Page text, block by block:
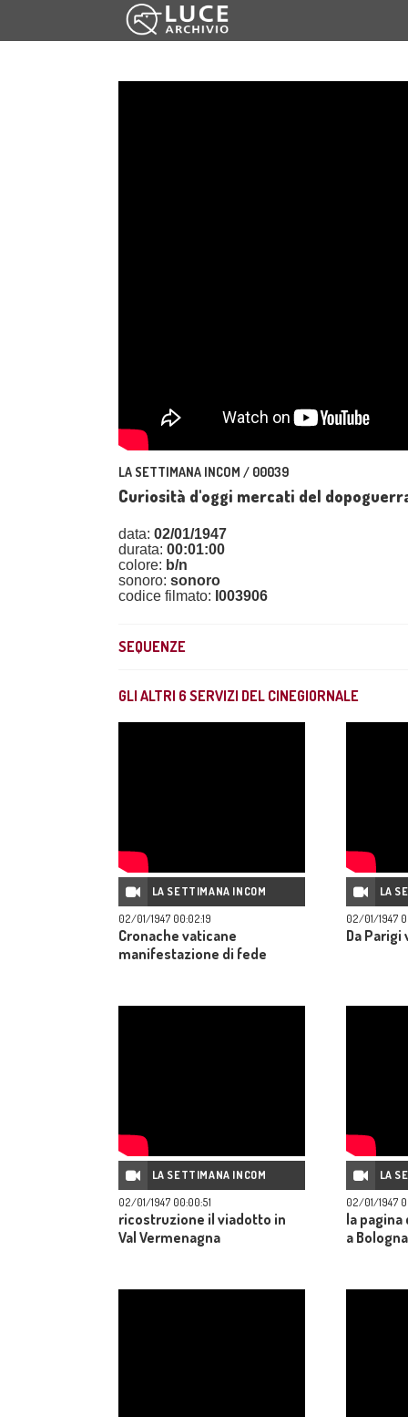
LA SETTIMANA INCOM / 00039
Curiosità d'oggi mercati del
data: 02/01/1947
durata: 00:01:00
colore: b/n
sonoro: sonoro
codice filmato: I003906
SEQUENZE
GLI ALTRI 6 SERVIZI DEL CINEGIORNALE
LA SETTIMANA INCOM
02/01/1947 00:02:19
Cronache vaticane
manifestazione di fede
LA
02/01/1947
Da
LA SETTIMANA INCOM
02/01/1947 00:00:51
ricostruzione il viadotto in
Val Vermenagna
LA
02/01/1947
la
a Bologna